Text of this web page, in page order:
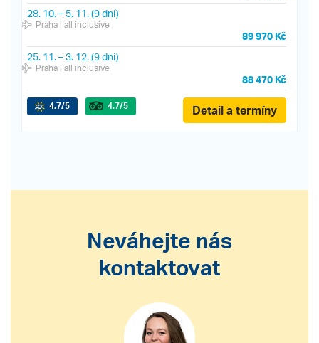
28. 10.– 5. 11.(9 dní)
Praha| all inclusive
89 970 Kč
25. 11.–3. 12.(9 dní)
Praha| all inclusive
88 470 Kč
4.7/5 4.7/5 Detail a termíny
Neváhejte nás
kontaktovat